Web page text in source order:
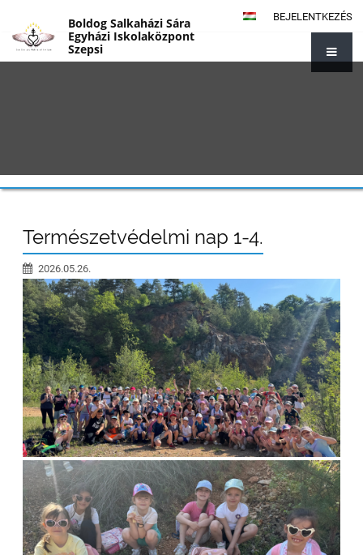
BEJELENTKEZÉS
Boldog Salkaházi Sára
Egyházi Iskolaközpont
Szepsi
Természetvédelmi nap 1-4.
2026.05.26.